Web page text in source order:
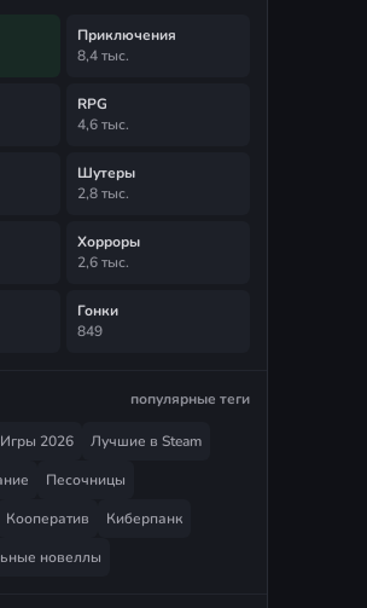
Приключения
8,4 тыс.
RPG
4,6 тыс.
Шутеры
2,8 тыс.
Хорроры
2,6 тыс.
Гонки
849
популярные теги
Игры 2026
Лучшие в Steam
Песочницы
Кооператив
Киберпанк
новеллы